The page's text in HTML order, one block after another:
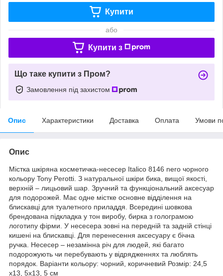
Купити
або
Купити з
Що таке купити з Пром?
Замовлення під захистом
Опис Характеристики Доставка Оплата Умови
Опис
Містка шкіряна косметичка-несесер Italico 8146 nero чорного
кольору Tony Perotti. З натуральної шкіри бика, вищої якості,
верхній – лицьовий шар. Зручний та функціональний аксесуар
для подорожей. Має одне містке основне відділення на
блискавці для туалетного приладдя. Всередині шовкова
брендована підкладка у тон виробу, бирка з голограмою
логотипу фірми. У несесера зовні на передній та задній стінці
кишені на блискавці. Для перенесення аксесуару є бічна
ручка. Несесер – незамінна річ для людей, які багато
подорожують чи перебувають у відрядженнях та люблять
порядок. Варіанти кольору: чорний, коричневий Розмір: 24,5
х13, 5х13, 5 см